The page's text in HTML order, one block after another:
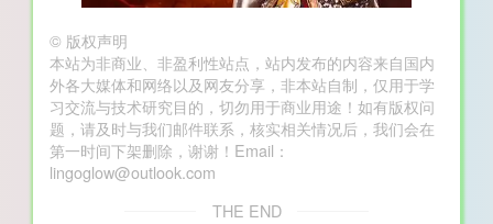
© 版权声明
本站为非商业、非盈利性站点，站内发布的内容来自国内
外各大媒体和网络以及网友分享，非本站自制，仅用于学
习交流与技术研究目的，切勿用于商业用途！如有版权问
题，请及时与我们邮件联系，核实相关情况后，我们会在
第一时间下架删除，谢谢！Email：
lingoglow@outlook.com
THE END